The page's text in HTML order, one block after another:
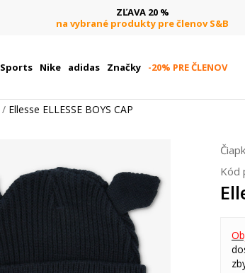
ZĽAVA 20 %
na vybrané produkty pre členov S&B
Sports Nike adidas Značky -20% PRE ČLENOV
Ellesse ELLESSE BOYS CAP
Kód